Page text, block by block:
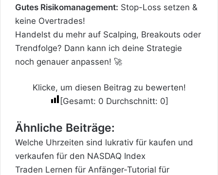
Gutes Risikomanagement: Stop-Loss setzen &
keine Overtrades!
Handelst du mehr auf Scalping, Breakouts oder
Trendfolge? Dann kann ich deine Strategie
noch genauer anpassen! 🚀
Klicke, um diesen Beitrag zu bewerten!
[Gesamt: 0 Durchschnitt: 0]
Ähnliche Beiträge:
Welche Uhrzeiten sind lukrativ für kaufen und
verkaufen für den NASDAQ Index
Traden Lernen für Anfänger-Tutorial für